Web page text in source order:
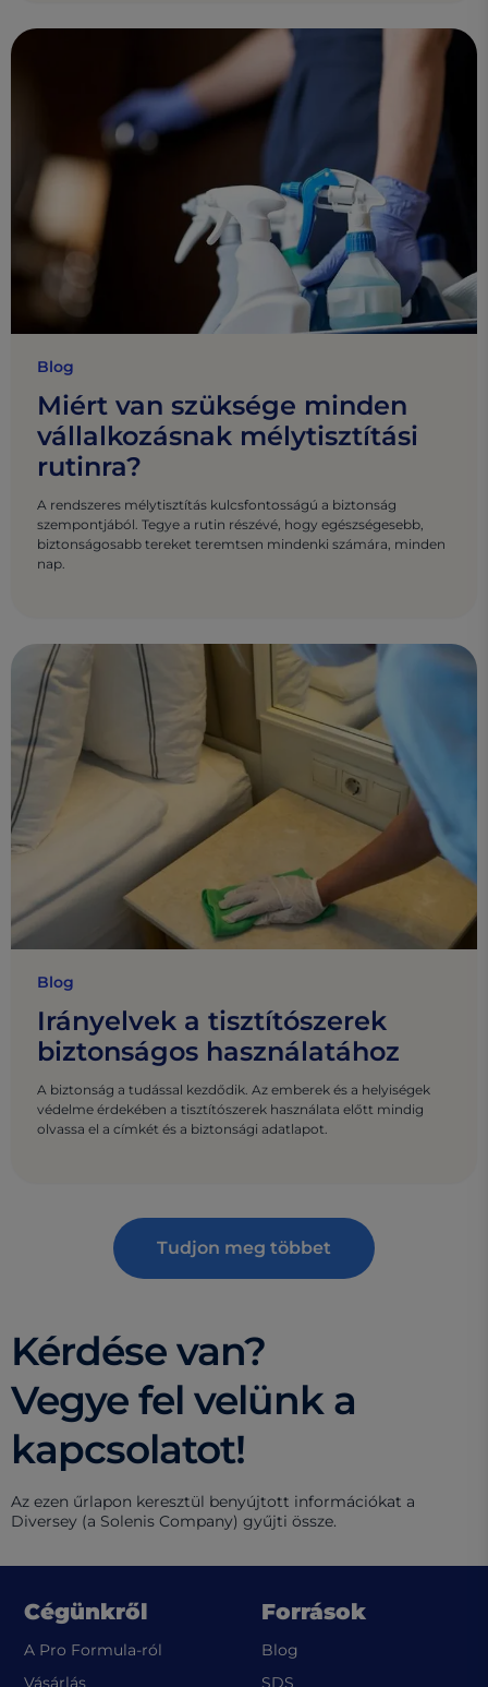
Blog
Miért van szüksége minden
vállalkozásnak mélytisztítási
rutinra?
A rendszeres mélytisztítás kulcsfontosságú a biztonság
szempontjából. Tegye a rutin részévé, hogy egészségesebb,
biztonságosabb tereket teremtsen mindenki számára, minden
nap.
Blog
Irányelvek a tisztítószerek
biztonságos használatához
A biztonság a tudással kezdődik. Az emberek és a helyiségek
védelme érdekében a tisztítószerek használata előtt mindig
olvassa el a címkét és a biztonsági adatlapot.
Tudjon meg többet
Kérdése van?
Vegye fel velünk a
kapcsolatot!
Az ezen űrlapon keresztül benyújtott információkat a
Diversey (a Solenis Company) gyűjti össze.
Cégünkről
A Pro Formula-ról
Vásárlás
Források
Blog
SDS